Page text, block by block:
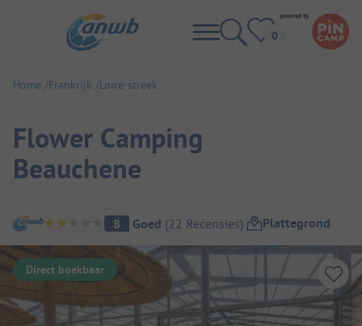
Home Frankrijk Loire-streek
Flower Camping
Beauchene
Camping overzicht
8 Goed (22 Recensies) Plattegrond
Direct boekbaar